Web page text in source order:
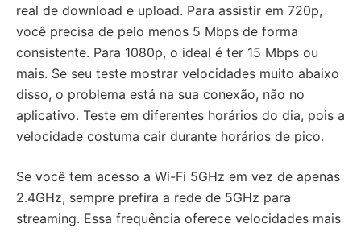
real de download e upload. Para assistir em 720p,
você precisa de pelo menos 5 Mbps de forma
consistente. Para 1080p, o ideal é ter 15 Mbps ou
mais. Se seu teste mostrar velocidades muito abaixo
disso, o problema está na sua conexão, não no
aplicativo. Teste em diferentes horários do dia, pois a
velocidade costuma cair durante horários de pico.
Se você tem acesso a Wi-Fi 5GHz em vez de apenas
2.4GHz, sempre prefira a rede de 5GHz para
streaming. Essa frequência oferece velocidades mais